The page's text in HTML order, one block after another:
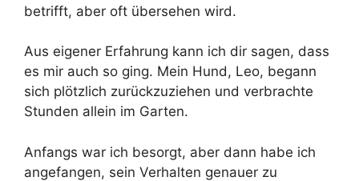
betrifft, aber oft übersehen wird.
Aus eigener Erfahrung kann ich dir sagen, dass
es mir auch so ging. Mein Hund, Leo, begann
sich plötzlich zurückzuziehen und verbrachte
Stunden allein im Garten.
Anfangs war ich besorgt, aber dann habe ich
angefangen, sein Verhalten genauer zu